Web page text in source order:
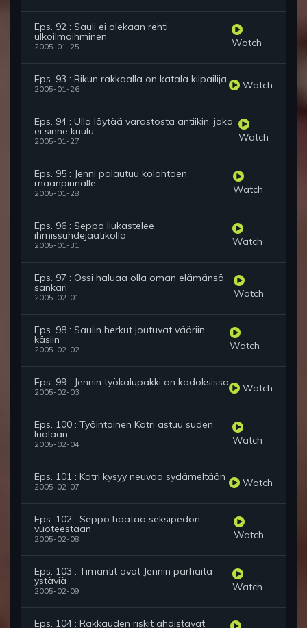
Eps. 92 : Sauli ei olekaan rehti
ulkoilmaihminen
2005-01-25 Watch
Eps. 93 : Rikun rakkaalla on katala kilpailija
2005-01-26 Watch
Eps. 94 : Ulla löytää varastosta antiikin, joka
ei sinne kuulu
2005-01-27 Watch
Eps. 95 : Jenni palautuu kolahtaen
maanpinnalle
2005-01-28 Watch
Eps. 96 : Seppo liukastelee
ihmissuhdejäätiköllä
2005-01-31 Watch
Eps. 97 : Ossi haluaa olla oman elämänsä
sankari
2005-02-01 Watch
Eps. 98 : Saulin herkut joutuvat vääriin
käsiin
2005-02-02 Watch
Eps. 99 : Jennin työkalupakki on kadoksissa
2005-02-03 Watch
Eps. 100 : Työintoinen Katri astuu suden
luolaan
2005-02-04 Watch
Eps. 101 : Katri kysyy neuvoa sydämeltään
2005-02-07 Watch
Eps. 102 : Seppo häätää seksipedon
vuoteestaan
2005-02-08 Watch
Eps. 103 : Timantit ovat Jennin parhaita
ystäviä
2005-02-09 Watch
Eps. 104 : Rakkauden riskit ahdistavat